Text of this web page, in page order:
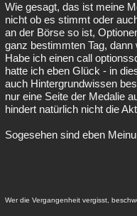
Wie gesagt, das ist meine
nicht ob es stimmt oder
an der Börse so ist,
ganz bestimmten Tag, dann
Habe ich einen call
hatte ich eben Glück - in
auch Hintergrundwissen
nur eine Seite der Medalie
hindert natürlich nicht die
Sogesehen sind eben
Wer die Vergangenheit vergisst,